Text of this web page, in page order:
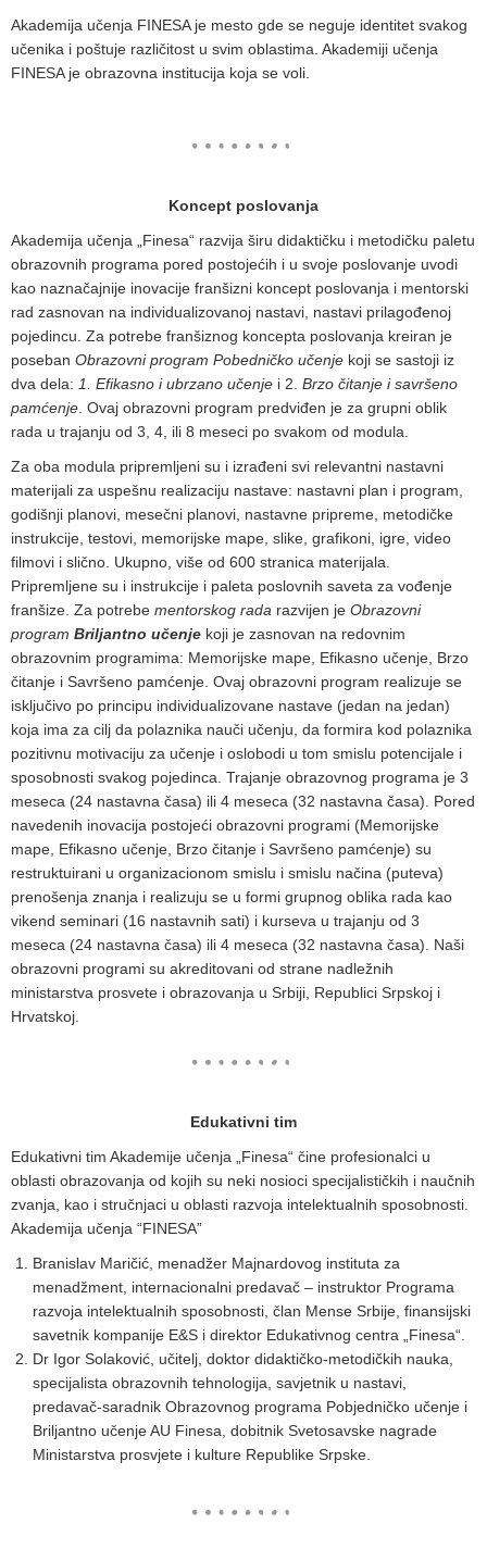
Akademija učenja FINESA je mesto gde se neguje identitet svakog
učenika i poštuje različitost u svim oblastima. Akademiji učenja
FINESA je obrazovna institucija koja se voli.
Koncept poslovanja
Akademija učenja „Finesa“ razvija širu didaktičku i metodičku paletu
obrazovnih programa pored postojećih i u svoje poslovanje uvodi
kao naznačajnije inovacije franšizni koncept poslovanja i mentorski
rad zasnovan na individualizovanoj nastavi, nastavi prilagođenoj
pojedincu. Za potrebe franšiznog koncepta poslovanja kreiran je
poseban Obrazovni program Pobedničko učenje koji se sastoji iz
dva dela: 1. Efikasno i ubrzano učenje i 2. Brzo čitanje i savršeno
pamćenje. Ovaj obrazovni program predviđen je za grupni oblik
rada u trajanju od 3, 4, ili 8 meseci po svakom od modula.
Za oba modula pripremljeni su i izrađeni svi relevantni nastavni
materijali za uspešnu realizaciju nastave: nastavni plan i program,
godišnji planovi, mesečni planovi, nastavne pripreme, metodičke
instrukcije, testovi, memorijske mape, slike, grafikoni, igre, video
filmovi i slično. Ukupno, više od 600 stranica materijala.
Pripremljene su i instrukcije i paleta poslovnih saveta za vođenje
franšize. Za potrebe mentorskog rada razvijen je Obrazovni
program Briljantno učenje koji je zasnovan na redovnim
obrazovnim programima: Memorijske mape, Efikasno učenje, Brzo
čitanje i Savršeno pamćenje. Ovaj obrazovni program realizuje se
isključivo po principu individualizovane nastave (jedan na jedan)
koja ima za cilj da polaznika nauči učenju, da formira kod polaznika
pozitivnu motivaciju za učenje i oslobodi u tom smislu potencijale i
sposobnosti svakog pojedinca. Trajanje obrazovnog programa je 3
meseca (24 nastavna časa) ili 4 meseca (32 nastavna časa). Pored
navedenih inovacija postojeći obrazovni programi (Memorijske
mape, Efikasno učenje, Brzo čitanje i Savršeno pamćenje) su
restruktuirani u organizacionom smislu i smislu načina (puteva)
prenošenja znanja i realizuju se u formi grupnog oblika rada kao
vikend seminari (16 nastavnih sati) i kurseva u trajanju od 3
meseca (24 nastavna časa) ili 4 meseca (32 nastavna časa). Naši
obrazovni programi su akreditovani od strane nadležnih
ministarstva prosvete i obrazovanja u Srbiji, Republici Srpskoj i
Hrvatskoj.
Edukativni tim
Edukativni tim Akademije učenja „Finesa“ čine profesionalci u
oblasti obrazovanja od kojih su neki nosioci specijalističkih i naučnih
zvanja, kao i stručnjaci u oblasti razvoja intelektualnih sposobnosti.
Akademija učenja “FINESA”
Branislav Maričić, menadžer Majnardovog instituta za
menadžment, internacionalni predavač – instruktor Programa
razvoja intelektualnih sposobnosti, član Mense Srbije, finansijski
savetnik kompanije E&S i direktor Edukativnog centra „Finesa“.
Dr Igor Solaković, učitelj, doktor didaktičko-metodičkih nauka,
specijalista obrazovnih tehnologija, savjetnik u nastavi,
predavač-saradnik Obrazovnog programa Pobjedničko učenje i
Briljantno učenje AU Finesa, dobitnik Svetosavske nagrade
Ministarstva prosvjete i kulture Republike Srpske.